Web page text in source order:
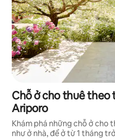
Chỗ ở cho thuê theo
Ariporo
Khám phá những chỗ ở cho
như ở nhà, để ở từ 1 tháng